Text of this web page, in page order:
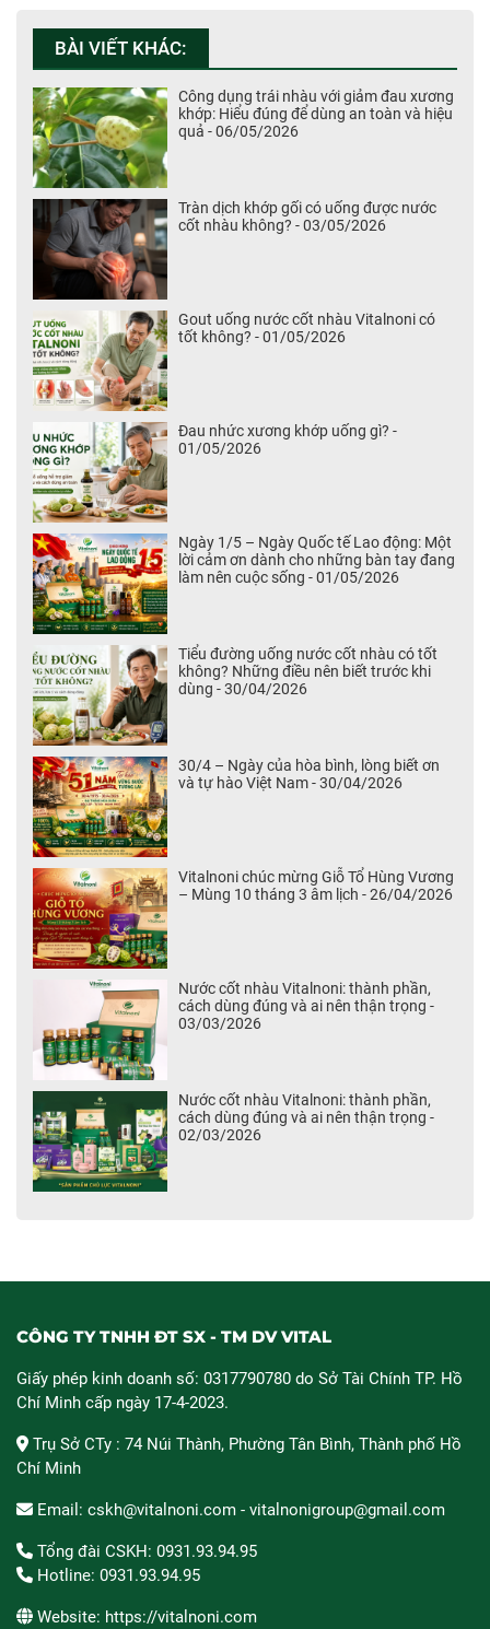
BÀI VIẾT KHÁC:
Công dụng trái nhàu với giảm đau xương
khớp: Hiểu đúng để dùng an toàn và hiệu
quả - 06/05/2026
Tràn dịch khớp gối có uống được nước
cốt nhàu không? - 03/05/2026
Gout uống nước cốt nhàu Vitalnoni có
tốt không? - 01/05/2026
Đau nhức xương khớp uống gì? -
01/05/2026
Ngày 1/5 – Ngày Quốc tế Lao động: Một
lời cảm ơn dành cho những bàn tay đang
làm nên cuộc sống - 01/05/2026
Tiểu đường uống nước cốt nhàu có tốt
không? Những điều nên biết trước khi
dùng - 30/04/2026
30/4 – Ngày của hòa bình, lòng biết ơn
và tự hào Việt Nam - 30/04/2026
Vitalnoni chúc mừng Giỗ Tổ Hùng Vương
– Mùng 10 tháng 3 âm lịch - 26/04/2026
Nước cốt nhàu Vitalnoni: thành phần,
cách dùng đúng và ai nên thận trọng -
03/03/2026
Nước cốt nhàu Vitalnoni: thành phần,
cách dùng đúng và ai nên thận trọng -
02/03/2026
CÔNG TY TNHH ĐT SX - TM DV VITAL
Giấy phép kinh doanh số: 0317790780 do Sở Tài Chính TP. Hồ
Chí Minh cấp ngày 17-4-2023.
Trụ Sở CTy : 74 Núi Thành, Phường Tân Bình, Thành phố Hồ
Chí Minh
Email: cskh@vitalnoni.com - vitalnonigroup@gmail.com
Tổng đài CSKH: 0931.93.94.95
Hotline: 0931.93.94.95
Website: https://vitalnoni.com